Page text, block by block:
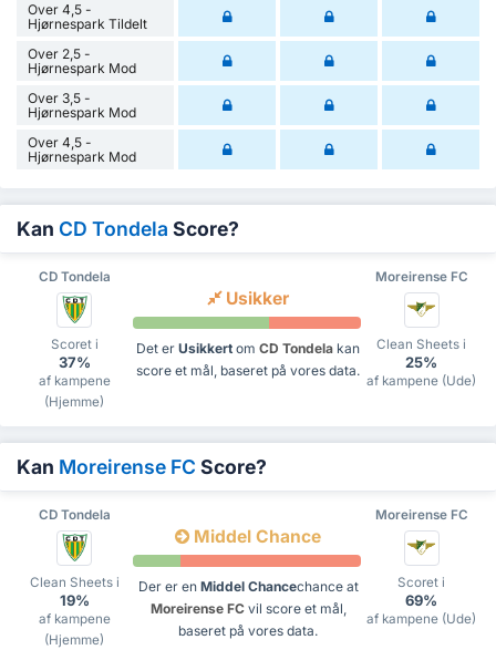
Over 4,5 -
Hjørnespark Tildelt
Over 2,5 -
Hjørnespark Mod
Over 3,5 -
Hjørnespark Mod
Over 4,5 -
Hjørnespark Mod
Kan CD Tondela Score?
CD Tondela Moreirense FC
Scoret i
37%
af kampene
(Hjemme)
Usikker
Det er Usikkert om CD Tondela kan
score et mål, baseret på vores data.
Clean Sheets i
25%
af kampene (Ude)
Kan Moreirense FC Score?
CD Tondela Moreirense FC
Clean Sheets i
19%
af kampene
(Hjemme)
Middel Chance
Der er en Middel Chancechance at
Moreirense FCvil score et mål,
baseret på vores data.
Scoret i
69%
af kampene (Ude)